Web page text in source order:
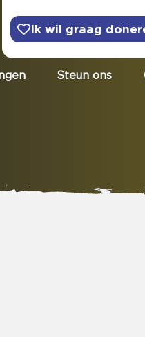
Ik wil graag
Steun ons